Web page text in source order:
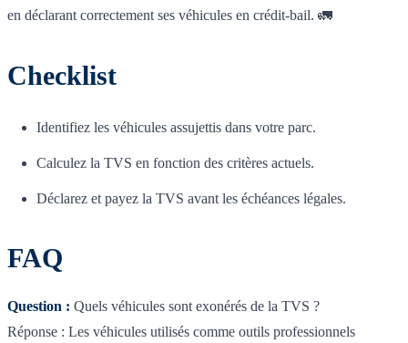
en déclarant correctement ses véhicules en crédit-bail. 🚛
Checklist
Identifiez les véhicules assujettis dans votre parc.
Calculez la TVS en fonction des critères actuels.
Déclarez et payez la TVS avant les échéances légales.
FAQ
Question : Quels véhicules sont exonérés de la TVS ?
Réponse : Les véhicules utilisés comme outils professionnels